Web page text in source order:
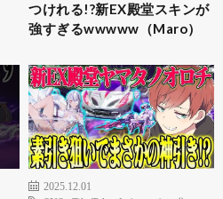
つけれる!?新EX殿堂スキンが
強すぎるwwwww（Maro）
2025.12.01